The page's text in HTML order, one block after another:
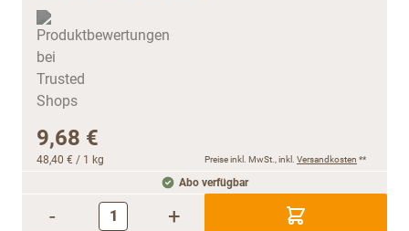
9,68 €
48,40 € / 1 kg Preise inkl. MwSt., inkl. Versandkosten **
Abo verfügbar
- +